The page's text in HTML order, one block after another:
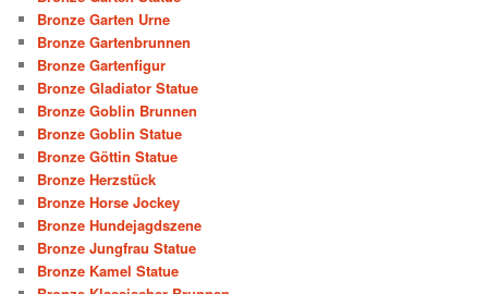
Bronze Garten Urne
Bronze Gartenbrunnen
Bronze Gartenfigur
Bronze Gladiator Statue
Bronze Goblin Brunnen
Bronze Goblin Statue
Bronze Göttin Statue
Bronze Herzstück
Bronze Horse Jockey
Bronze Hundejagdszene
Bronze Jungfrau Statue
Bronze Kamel Statue